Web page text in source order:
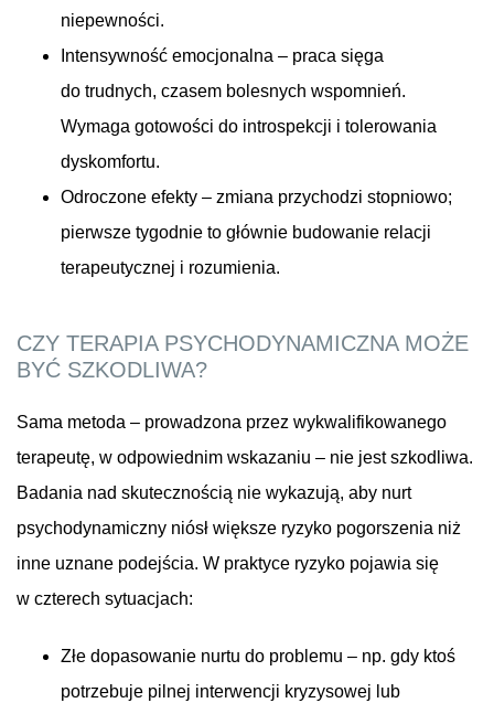
niepewności.
Intensywność emocjonalna – praca sięga
do trudnych, czasem bolesnych wspomnień.
Wymaga gotowości do introspekcji i tolerowania
dyskomfortu.
Odroczone efekty – zmiana przychodzi stopniowo;
pierwsze tygodnie to głównie budowanie relacji
terapeutycznej i rozumienia.
CZY TERAPIA PSYCHODYNAMICZNA MOŻE
BYĆ SZKODLIWA?
Sama metoda – prowadzona przez wykwalifikowanego
terapeutę, w odpowiednim wskazaniu – nie jest szkodliwa.
Badania nad skutecznością nie wykazują, aby nurt
psychodynamiczny niósł większe ryzyko pogorszenia niż
inne uznane podejścia. W praktyce ryzyko pojawia się
w czterech sytuacjach:
Złe dopasowanie nurtu do problemu – np. gdy ktoś
potrzebuje pilnej interwencji kryzysowej lub